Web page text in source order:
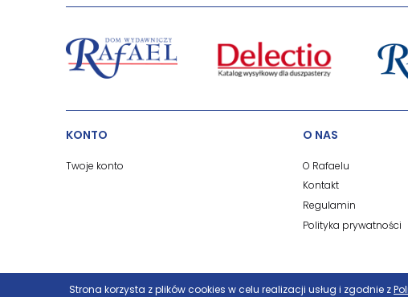
Strona korzysta z plików cookies w celu realizacji usług i zgodnie z
KONTO
Twoje konto
O NAS
O Rafaelu
Kontakt
Regulamin
Polityka prywatności